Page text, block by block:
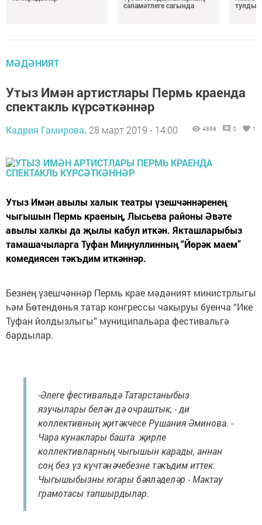
сәламәтлеге сагында
тулды
МӘДӘНИЯТ
Утыз Имән артистлары Пермь краенда
спектакль күрсәткәннәр
Кадрия Гамирова, 28 март 2019 - 14:00 4869 0 1
Утыз Имән авылы халык театры үзешчәннәренең
чыгышын Пермь краеның, Лысьева районы Әвәте
авылы халкы да җылы кабул иткән. Якташларыбыз
тамашачыларга Туфан Миңнуллинның “Йөрәк маем”
комедиясен тәкъдим иткәннәр.
Безнең үзешчәннәр Пермь крае мәдәният министрлыгы
һәм Бөтендөнья татар конгрессы чакыруы буенча “Ике
Туфан йолдызлыгы” муниципальара фестивальгә
бардылар.
-Әлеге фестивальдә Татарстаныбыз
язучылары белән дә очраштык, - ди
коллективның җитәкчесе Рушания Әминова. -
Чара кунаклары башта җирле
коллективларның чыгышын карады, аннан
соң без үз күчтәнәчебезне тәкъдим иттек.
Чыгышыбызны югары бәяләделәр - Мактау
грамотасы тапшырдылар.